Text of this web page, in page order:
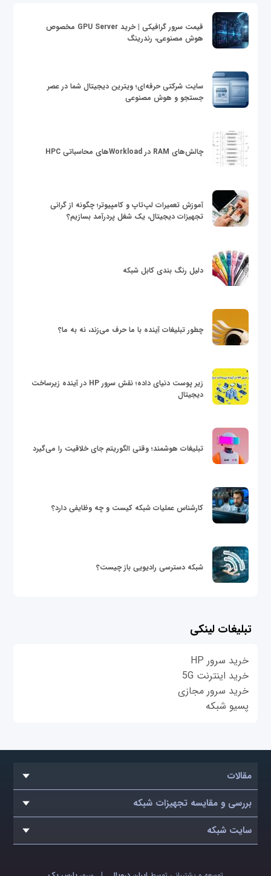
قیمت سرور گرافیکی | خرید GPU Server مخصوص
هوش مصنوعی، رندرینگ
سایت شرکتی حرفه‌ای؛ ویترین دیجیتال شما در عصر
جستجو و هوش مصنوعی
چالش‌های RAM در Workloadهای محاسباتی HPC
آموزش تعمیرات لپ‌تاپ و کامپیوتر؛ چگونه از گرانی
تجهیزات دیجیتال، یک شغل پردرآمد بسازیم؟
دلیل رنگ بندی کابل شبکه
چطور تبلیغات آینده با ما حرف می‌زند، نه به ما؟
زیر پوست دنیای داده؛ نقش سرور HP در آینده زیرساخت
دیجیتال
تبلیغات هوشمند؛ وقتی الگوریتم جای خلاقیت را می‌گیرد
کارشناس عملیات شبکه کیست و چه وظایفی دارد؟
شبکه دسترسی رادیویی باز چیست؟
تبلیغات لینکی
خرید سرور HP
خرید اینترنت 5G
خرید سرور مجازی
پسیو شبکه
مقالات
بررسی و مقایسه تجهیزات شبکه
سایت شبکه